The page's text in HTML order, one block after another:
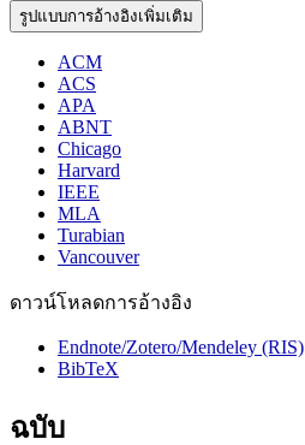
รูปแบบการอ้างอิงเพิ่มเติม
ACM
ACS
APA
ABNT
Chicago
Harvard
IEEE
MLA
Turabian
Vancouver
ดาวน์โหลดการอ้างอิง
Endnote/Zotero/Mendeley (RIS)
BibTeX
ฉบับ